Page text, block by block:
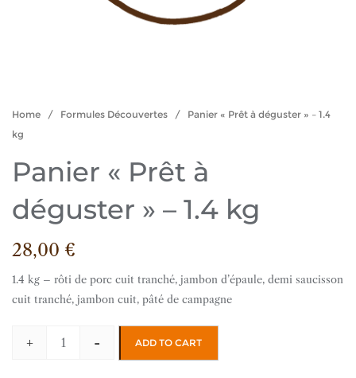
Home / Formules Découvertes / Panier « Prêt à déguster » – 1.4
kg
Panier « Prêt à
déguster » – 1.4 kg
28,00 €
1.4 kg – rôti de porc cuit tranché, jambon d’épaule, demi saucisson
cuit tranché, jambon cuit, pâté de campagne
+
Panier
- ADD TO CART